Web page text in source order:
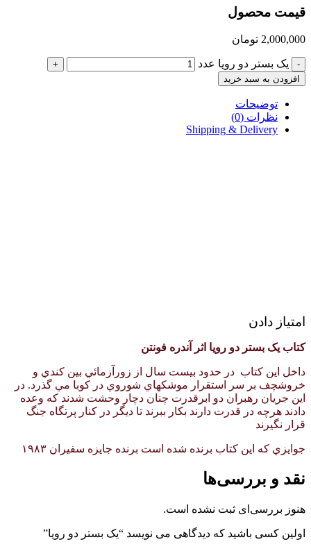
قیمت محصول
2,000,000 تومان
- یک بستر دو رویا عدد
+
افزودن به سبد خرید
توضیحات
نظرات (0)
Shipping & Delivery
امتیاز دادن
کتاب یک بستر دو رویا اثر آندره فونتن
داخل این کتاب در حدود بيست سال از زورآزمائي بين كندي و
خروشچف بر سر استقرار موشكهاي شوروي در كوبا مي گذرد. در
اين جريان رهبران دو ابرقدرت چنان دچار وحشت شدند كه وعده
دادند هرچه در قدرت دارند بكار ببرند تا ديگر در كنار پرتگاه جنگ
قرار نگيرند
جوايزي كه اين كتاب برنده شده است برنده جايزه سفيران ۱۹۸۳
نقد و بررسی‌ها
هنوز بررسی‌ای ثبت نشده است.
اولین کسی باشید که دیدگاهی می نویسد “یک بستر دو رویا”